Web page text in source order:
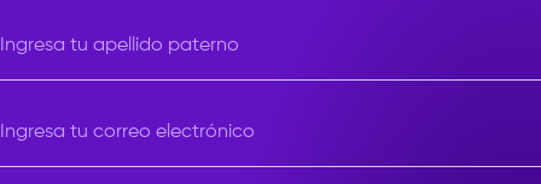
Ingresa tu apellido paterno
Ingresa tu correo electrónico